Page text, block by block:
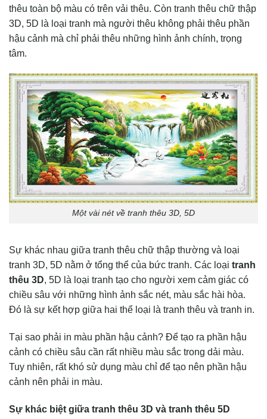
thêu toàn bộ màu có trên vải thêu. Còn tranh thêu chữ thập
3D, 5D là loại tranh mà người thêu không phải thêu phần
hậu cảnh mà chỉ phải thêu những hình ảnh chính, trọng
tâm.
Một vài nét về tranh thêu 3D, 5D
Sự khác nhau giữa tranh thêu chữ thập thường và loại
tranh 3D, 5D nằm ở tổng thể của bức tranh. Các loại tranh
thêu 3D, 5D là loại tranh tạo cho người xem cảm giác có
chiều sâu với những hình ảnh sắc nét, màu sắc hài hòa.
Đó là sự kết hợp giữa hai thể loại là tranh thêu và tranh in.
Tại sao phải in màu phần hậu cảnh? Để tạo ra phần hậu
cảnh có chiều sâu cần rất nhiều màu sắc trong dải màu.
Tuy nhiên, rất khó sử dụng màu chỉ để tạo nên phần hậu
cảnh nên phải in màu.
Sự khác biệt giữa tranh thêu 3D và tranh thêu 5D